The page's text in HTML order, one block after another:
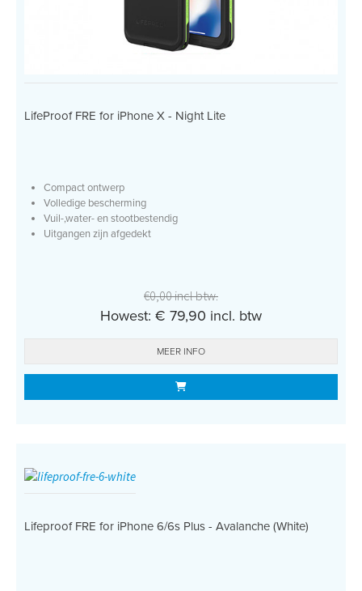
LifeProof FRE for iPhone X - Night Lite
Compact ontwerp
Volledige bescherming
Vuil-,water- en stootbestendig
Uitgangen zijn afgedekt
€0,00 incl btw.
Howest: € 79,90 incl. btw
MEER INFO
Lifeproof FRE for iPhone 6/6s Plus - Avalanche (White)